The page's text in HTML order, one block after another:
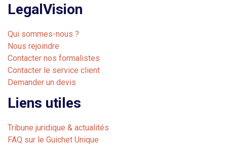
LegalVision
Qui sommes-nous ?
Nous rejoindre
Contacter nos formalistes
Contacter le service client
Demander un devis
Liens utiles
Tribune juridique & actualités
FAQ sur le Guichet Unique